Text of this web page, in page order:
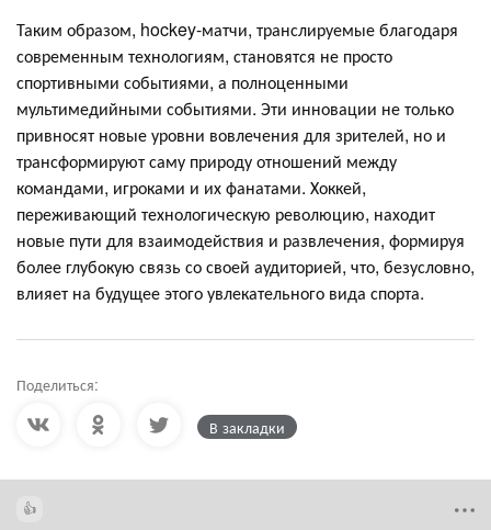
Таким образом, hockey-матчи, транслируемые благодаря
современным технологиям, становятся не просто
спортивными событиями, а полноценными
мультимедийными событиями. Эти инновации не только
привносят новые уровни вовлечения для зрителей, но и
трансформируют саму природу отношений между
командами, игроками и их фанатами. Хоккей,
переживающий технологическую революцию, находит
новые пути для взаимодействия и развлечения, формируя
более глубокую связь со своей аудиторией, что, безусловно,
влияет на будущее этого увлекательного вида спорта.
Поделиться:
В закладки